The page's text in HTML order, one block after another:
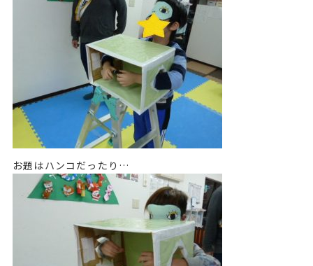
お題はハンコだったり…